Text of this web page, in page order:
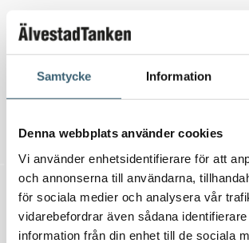
Samtycke Information
Denna webbplats använder cookies
Vi använder enhetsidentifierare för att
och annonserna till användarna,
för sociala medier och analysera vår
vidarebefordrar även sådana
information från din enhet till de sociala
EnergyTender
Inga produkter hittades som